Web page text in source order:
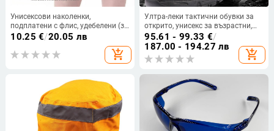
Унисексови наколенки,
подплатени с флис, удебелени (за
възрастни, пролет 2025)
10.25 €/20.05 лв
add_shopping_cart
Ултра-леки тактични обувки за
открито, унисекс за възрастни,
водоустойчива материя,
подходящи за бягане, екстремни
предизвикателства, походи и
къмпинг
95.61 - 99.33 €/
187.00 - 194.27 лв
add_shopping_cart